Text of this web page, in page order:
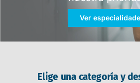
Ver
Elige una categoría y